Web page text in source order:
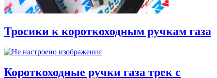
Тросики к короткоходным ручкам газа
Короткоходные ручки газа трек с